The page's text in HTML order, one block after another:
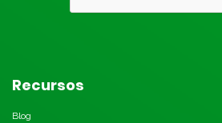
Recursos
Blog